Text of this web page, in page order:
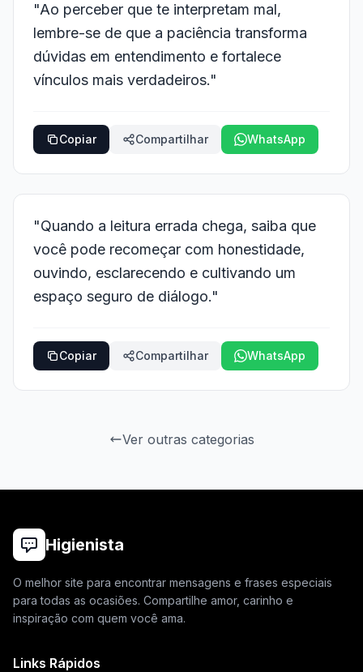
"Ao perceber que te interpretam mal,
lembre-se de que a paciência transforma
dúvidas em entendimento e fortalece
vínculos mais verdadeiros."
Copiar Compartilhar WhatsApp
"Quando a leitura errada chega, saiba que
você pode recomeçar com honestidade,
ouvindo, esclarecendo e cultivando um
espaço seguro de diálogo."
Copiar Compartilhar WhatsApp
Ver outras categorias
Higienista
O melhor site para encontrar mensagens e frases especiais
para todas as ocasiões. Compartilhe amor, carinho e
inspiração com quem você ama.
Links Rápidos